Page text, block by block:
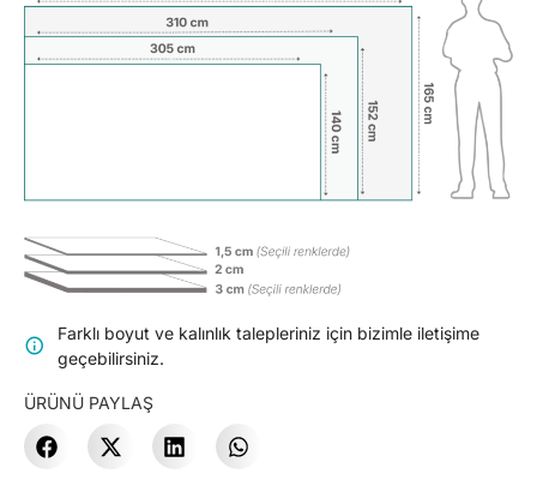
Farklı boyut ve kalınlık talepleriniz için bizimle iletişime
geçebilirsiniz.
ÜRÜNÜ PAYLAŞ